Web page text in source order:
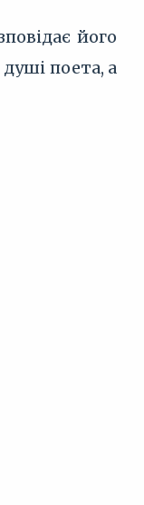
його
поета, а